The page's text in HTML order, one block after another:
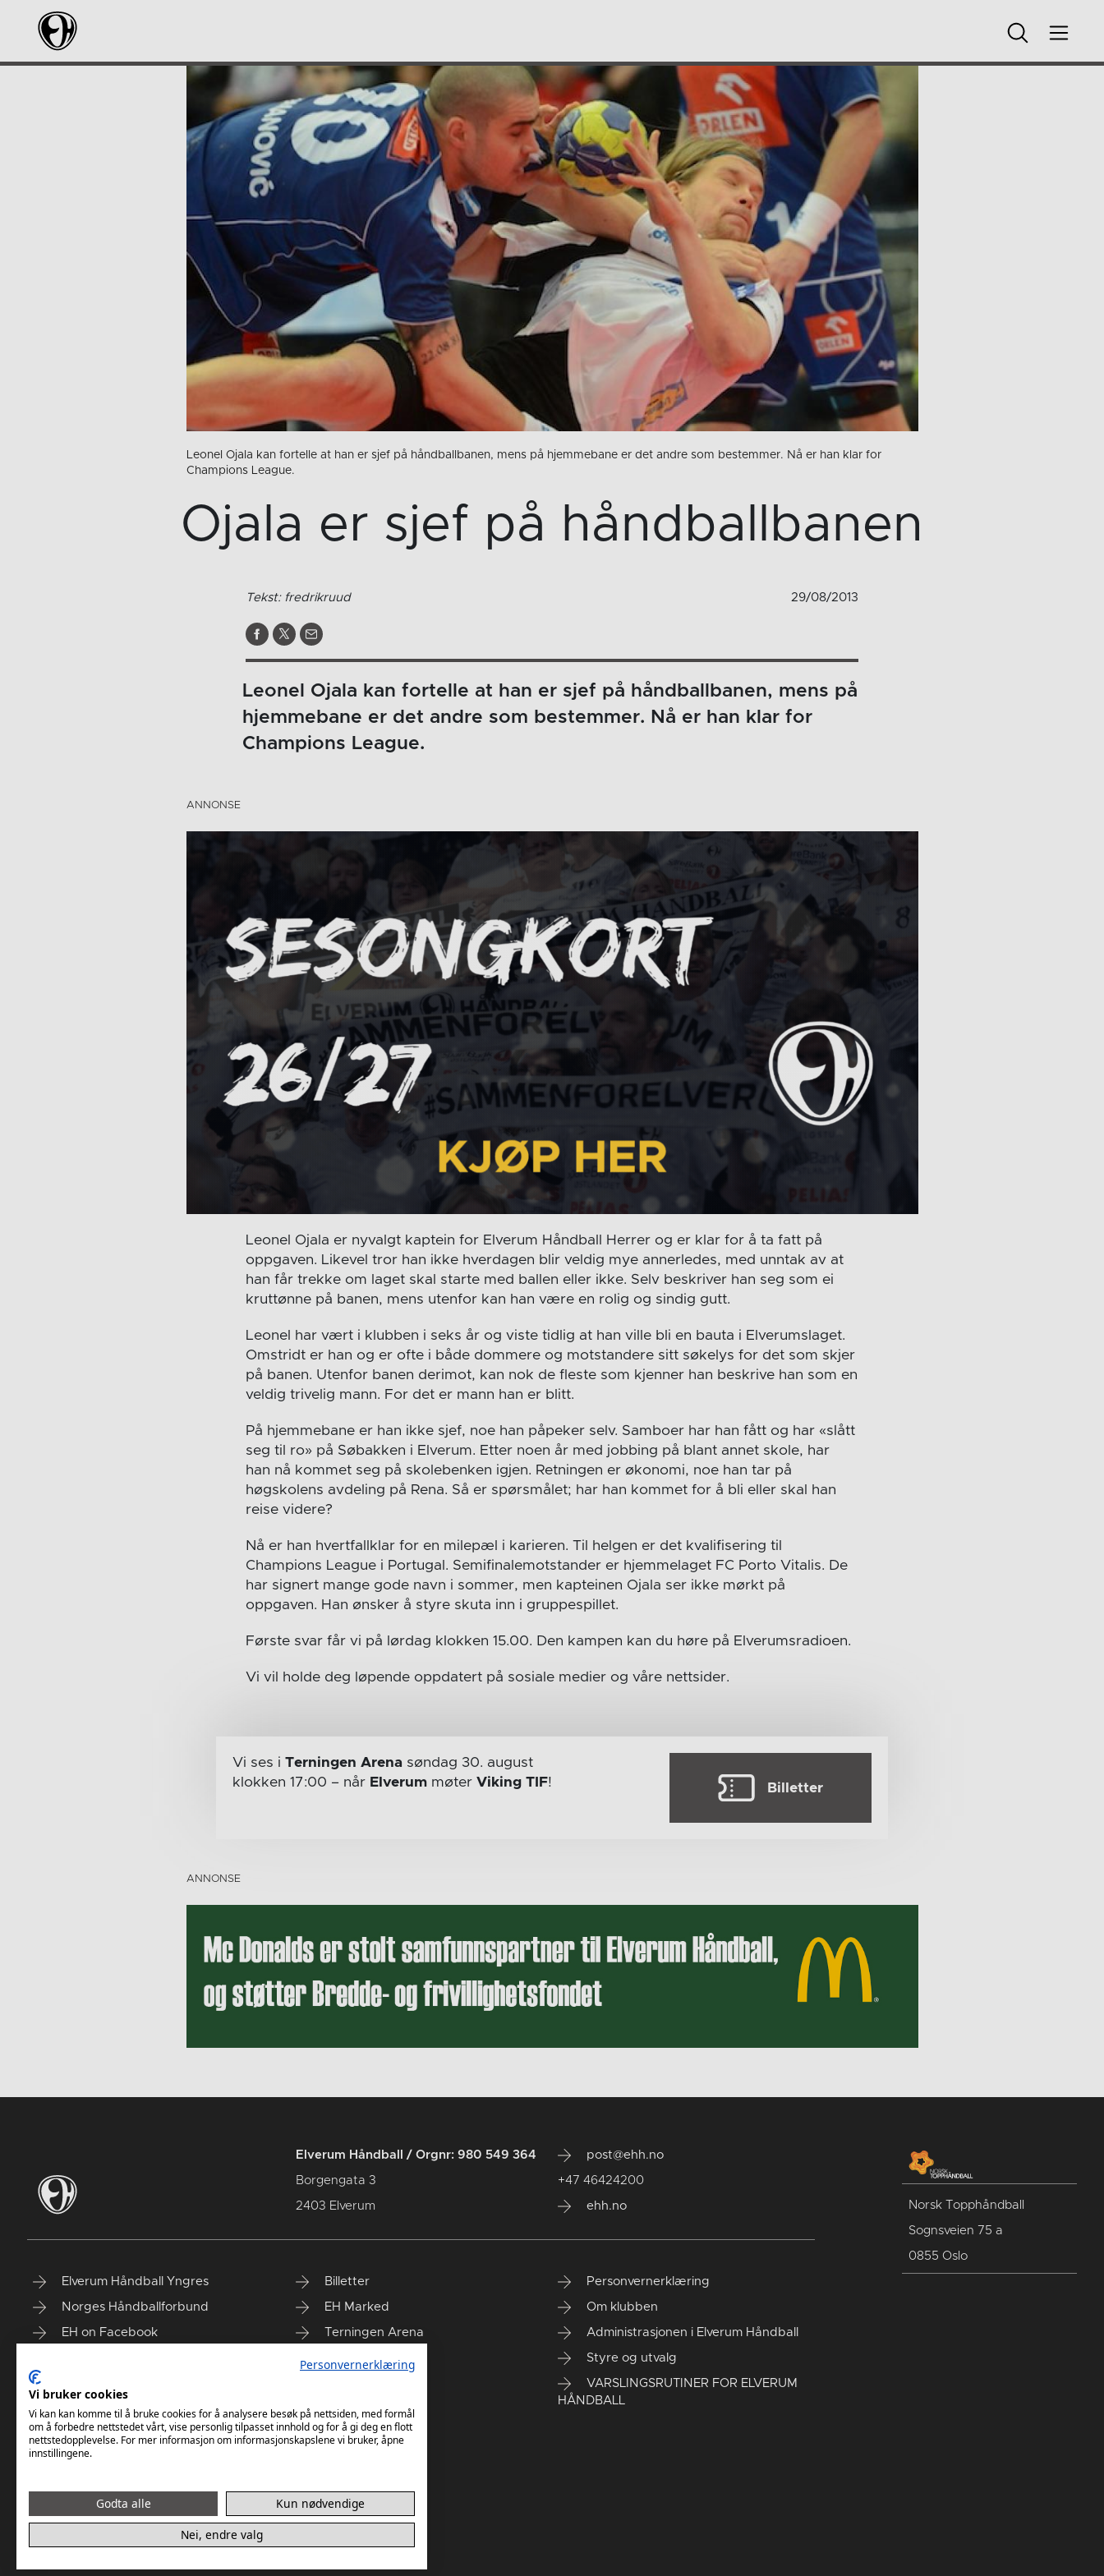
Leonel Ojala kan fortelle at han er sjef på håndballbanen, mens på hjemmebane er det andre som bestemmer. Nå er han klar for
Champions League.
Ojala er sjef på håndballbanen
Tekst: fredrikruud 29/08/2013
Leonel Ojala kan fortelle at han er sjef på håndballbanen, mens på
hjemmebane er det andre som bestemmer. Nå er han klar for
Champions League.
Leonel Ojala er nyvalgt kaptein for Elverum Håndball Herrer og er klar for å ta fatt på
oppgaven. Likevel tror han ikke hverdagen blir veldig mye annerledes, med unntak av at
han får trekke om laget skal starte med ballen eller ikke. Selv beskriver han seg som ei
kruttønne på banen, mens utenfor kan han være en rolig og sindig gutt.
Leonel har vært i klubben i seks år og viste tidlig at han ville bli en bauta i Elverumslaget.
Omstridt er han og er ofte i både dommere og motstandere sitt søkelys for det som skjer
på banen. Utenfor banen derimot, kan nok de fleste som kjenner han beskrive han som en
veldig trivelig mann. For det er mann han er blitt.
På hjemmebane er han ikke sjef, noe han påpeker selv. Samboer har han fått og har «slått
seg til ro» på Søbakken i Elverum. Etter noen år med jobbing på blant annet skole, har
han nå kommet seg på skolebenken igjen. Retningen er økonomi, noe han tar på
høgskolens avdeling på Rena. Så er spørsmålet; har han kommet for å bli eller skal han
reise videre?
Nå er han hvertfallklar for en milepæl i karieren. Til helgen er det kvalifisering til
Champions League i Portugal. Semifinalemotstander er hjemmelaget FC Porto Vitalis. De
har signert mange gode navn i sommer, men kapteinen Ojala ser ikke mørkt på
oppgaven. Han ønsker å styre skuta inn i gruppespillet.
Første svar får vi på lørdag klokken 15.00. Den kampen kan du høre på Elverumsradioen.
Vi vil holde deg løpende oppdatert på sosiale medier og våre nettsider.
Vi ses i Terningen Arenasøndag 30. august
klokken 17:00 – når Elverummøter Viking TIF! Billetter
Elverum Håndball / Orgnr: 980 549 364
Borgengata 3
2403 Elverum
post@ehh.no
+47 46424200
ehh.no
Elverum Håndball Yngres
Norges Håndballforbund
EH on Facebook
Billetter
EH Marked
Terningen Arena
Finn vårt kontor
Personvernerklæring
Om klubben
Administrasjonen i Elverum Håndball
Styre og utvalg
VARSLINGSRUTINER FOR ELVERUM
HÅNDBALL
Norsk Topphåndball
Sognsveien 75 a
0855 Oslo
Personvernerklæring
Vi bruker cookies
Vi kan kan komme til å bruke cookies for å analysere besøk på nettsiden, med formål
om å forbedre nettstedet vårt, vise personlig tilpasset innhold og for å gi deg en flott
nettstedopplevelse. For mer informasjon om informasjonskapslene vi bruker, åpne
innstillingene.
Godta alle
Kun nødvendige
Nei, endre valg